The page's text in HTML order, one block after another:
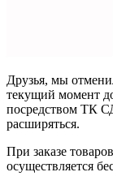
Друзья, мы
текущий момент
посредством ТК
расширяться.
При заказе
осуществляется